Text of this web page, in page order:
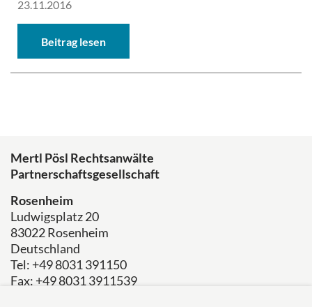
23.11.2016
Beitrag lesen
Mertl Pösl Rechtsanwälte
Partnerschaftsgesellschaft
Rosenheim
Ludwigsplatz 20
83022 Rosenheim
Deutschland
Tel: +49 8031 391150
Fax: +49 8031 3911539